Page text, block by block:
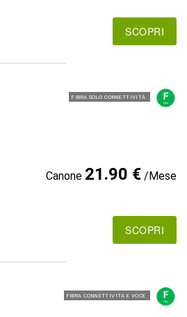
SCOPRI
FIBRA SOLO CONNETTIVITÀ
Canone 21.90 €/Mese
SCOPRI
FIBRA CONNETTIVITÀ E VOCE